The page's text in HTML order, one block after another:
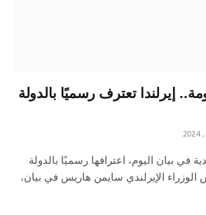
إيرلندا تعترف رسميًا بالدولة
في بيان اليوم، اعترافها رسميًا بالدولة
الوزراء الإيرلندي سايمن هاريس في بيان،